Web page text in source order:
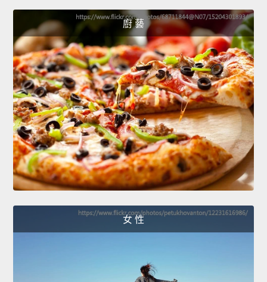
廚 藝
女 性